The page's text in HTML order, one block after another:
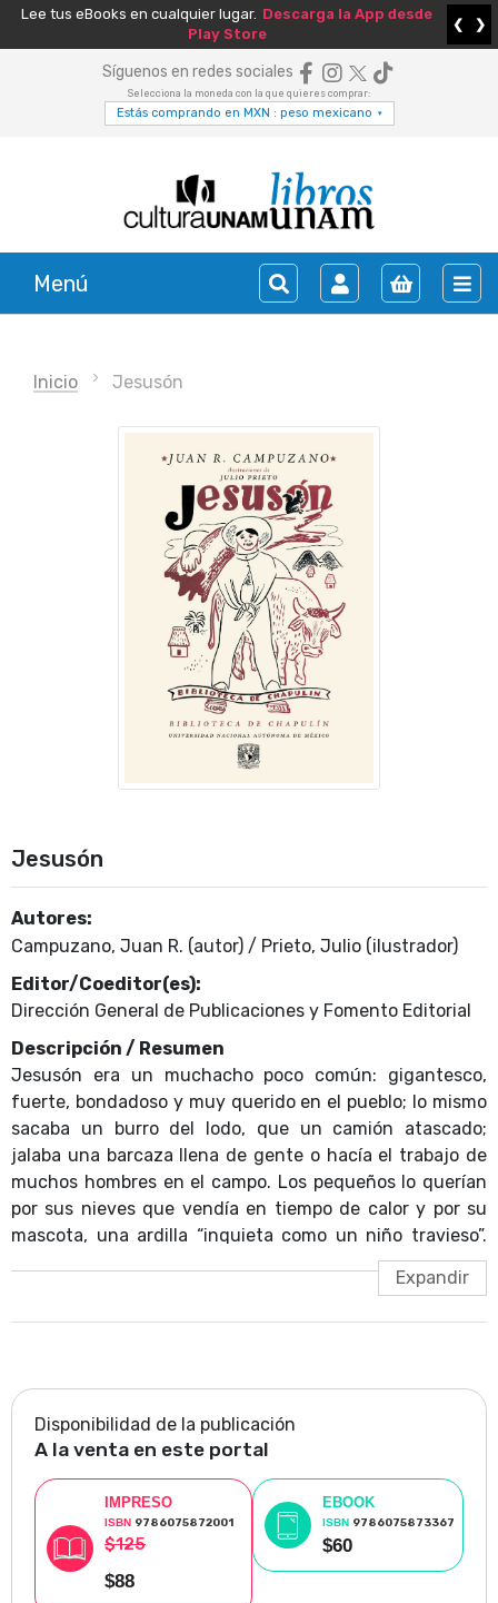
Lee tus eBooks en cualquier lugar. Descarga la App desde
Play Store
❮ ❯
Síguenos en redes sociales
Selecciona la moneda con la que quieres comprar:
Estás comprando en MXN : peso mexicano ▾
Menú
Inicio Jesusón
Jesusón
Autores:
Campuzano, Juan R. (autor) / Prieto, Julio (ilustrador)
Editor/Coeditor(es):
Dirección General de Publicaciones y Fomento Editorial
Descripción / Resumen
Jesusón era un muchacho poco común: gigantesco,
fuerte, bondadoso y muy querido en el pueblo; lo mismo
sacaba un burro del lodo, que un camión atascado;
jalaba una barcaza llena de gente o hacía el trabajo de
muchos hombres en el campo. Los pequeños lo querían
por sus nieves que vendía en tiempo de calor y por su
mascota, una ardilla “inquieta como un niño travieso”.
Pero todo cambió cuando Jesusón conoció a una bella
jovencita, “blanca como la flor del ajonjolí”.
Disponibilidad de la publicación
A la venta en este portal
IMPRESO
ISBN 9786075872001
$125
$88
EBOOK
ISBN 9786075873367
$60